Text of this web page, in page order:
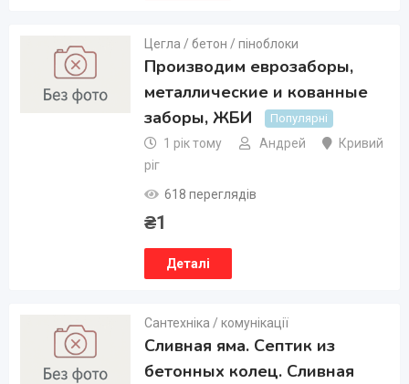
Цегла / бетон / піноблоки
Производим еврозаборы,
металлические и кованные
заборы, ЖБИ
Популярні
1 рік тому Андрей
Кривий
ріг
618 переглядів
₴1
Деталі
Сантехніка / комунікації
Сливная яма. Септик из
бетонных колец. Cливная